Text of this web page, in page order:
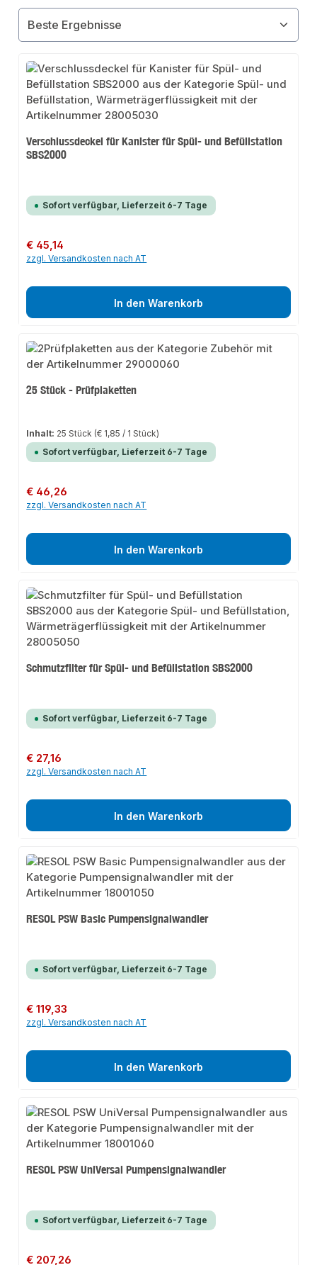
Verschlussdeckel für Kanister für Spül- und Befüllstation
SBS2000
Sofort verfügbar, Lieferzeit 6-7 Tage
Regulärer Preis:
€ 45,14
zzgl. Versandkosten nach AT
In den Warenkorb
25 Stück - Prüfplaketten
Inhalt: 25 Stück (€ 1,85 / 1 Stück)
Sofort verfügbar, Lieferzeit 6-7 Tage
Regulärer Preis:
€ 46,26
zzgl. Versandkosten nach AT
In den Warenkorb
Schmutzfilter für Spül- und Befüllstation SBS2000
Sofort verfügbar, Lieferzeit 6-7 Tage
Regulärer Preis:
€ 27,16
zzgl. Versandkosten nach AT
In den Warenkorb
RESOL PSW Basic Pumpensignalwandler
Sofort verfügbar, Lieferzeit 6-7 Tage
Regulärer Preis:
€ 119,33
zzgl. Versandkosten nach AT
In den Warenkorb
RESOL PSW UniVersal Pumpensignalwandler
Sofort verfügbar, Lieferzeit 6-7 Tage
Regulärer Preis:
€ 207,26